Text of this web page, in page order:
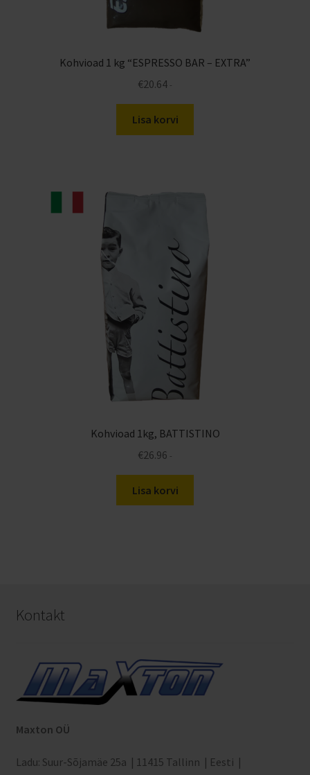
Kohvioad 1 kg “ESPRESSO BAR – EXTRA”
€20.64 -
Lisa korvi
Kohvioad 1kg, BATTISTINO
€26.96 -
Lisa korvi
Kontakt
Maxton OÜ
Ladu: Suur-Sõjamäe 25a | 11415 Tallinn | Eesti |